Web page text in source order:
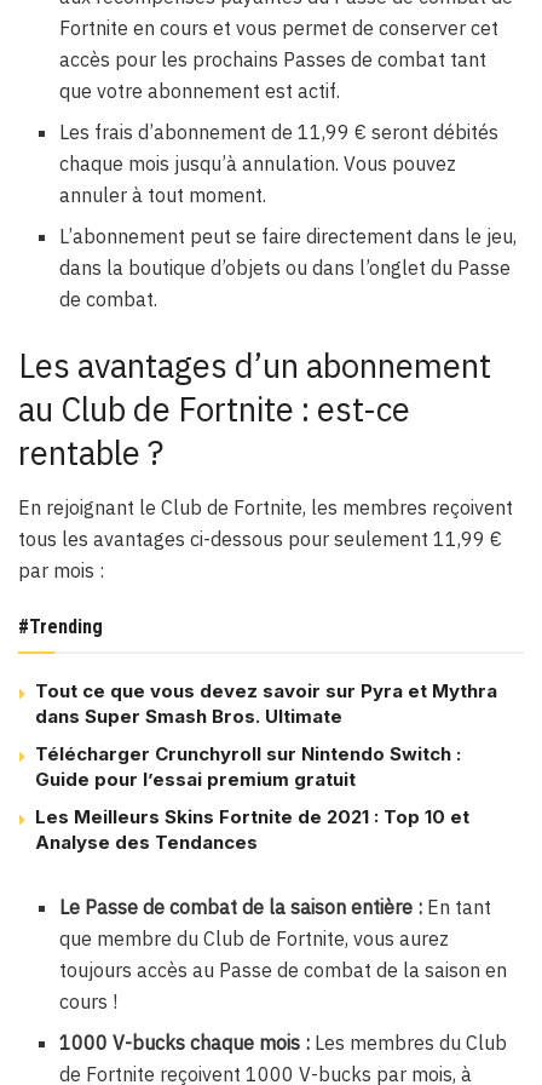
Fortnite en cours et vous permet de conserver cet
accès pour les prochains Passes de combat tant
que votre abonnement est actif.
Les frais d’abonnement de 11,99 € seront débités
chaque mois jusqu’à annulation. Vous pouvez
annuler à tout moment.
L’abonnement peut se faire directement dans le jeu,
dans la boutique d’objets ou dans l’onglet du Passe
de combat.
Les avantages d’un abonnement
au Club de Fortnite : est-ce
rentable ?
En rejoignant le Club de Fortnite, les membres reçoivent
tous les avantages ci-dessous pour seulement 11,99 €
par mois :
#Trending
Tout ce que vous devez savoir sur Pyra et Mythra
dans Super Smash Bros. Ultimate
Télécharger Crunchyroll sur Nintendo Switch :
Guide pour l’essai premium gratuit
Les Meilleurs Skins Fortnite de 2021 : Top 10 et
Analyse des Tendances
Le Passe de combat de la saison entière : En tant
que membre du Club de Fortnite, vous aurez
toujours accès au Passe de combat de la saison en
cours !
1000 V-bucks chaque mois : Les membres du Club
de Fortnite reçoivent 1000 V-bucks par mois, à